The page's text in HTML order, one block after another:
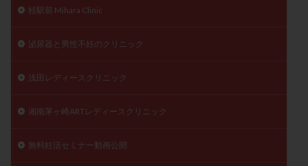
桂駅前 Mihara Clinic
泌尿器と男性不妊のクリニック
浅田レディースクリニック
湘南茅ヶ崎ARTレディースクリニック
無料妊活セミナー動画公開